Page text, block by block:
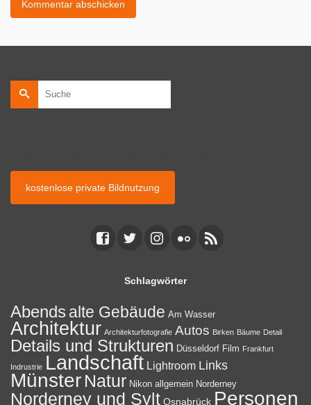
Suche
nach:
kostenlose private Bildnutzung
Schlagwörter
Abends alte Gebäude Am Wasser
Architektur Architekturfotografie Autos Birken Bäume Detail
Details und Strukturen Düsseldorf Film Frankfurt
Indrustrie Landschaft Lightroom Links
Münster Natur Nikon allgemein Norderney
Norderney und Sylt Osnabrück Personen